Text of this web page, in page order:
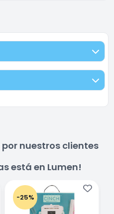
nuestros clientes
está en Lumen!
-25%